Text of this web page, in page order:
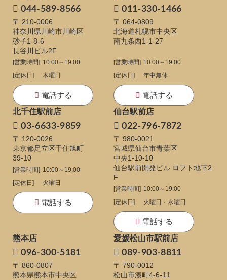
044-589-8566
〒 210-0006
神奈川県川崎市川崎区
砂子1-8-6
長谷川ビル2F
[営業時間] 10:00～19:00
[定休日]
木曜日
電話する
011-330-1466
〒 064-0809
北海道札幌市中央区
南九条西1-1-27
[営業時間] 10:00～19:00
[定休日]
年中無休
電話する
北千住駅前店
03-6633-9859
〒 120-0026
東京都足立区千住旭町
39-10
[営業時間] 10:00～19:00
[定休日]
火曜日
電話する
仙台駅前店
022-796-7872
〒 980-0021
宮城県仙台市青葉区
中央1-10-10
仙台駅前開発ビル ロフト地下2
F
[営業時間] 10:00～19:00
[定休日]
火曜日・水曜日
電話する
熊本店
096-300-5181
〒 860-0807
熊本県熊本市中央区
愛媛松山市駅前店
089-903-8811
〒 790-0012
松山市湊町4-6-11